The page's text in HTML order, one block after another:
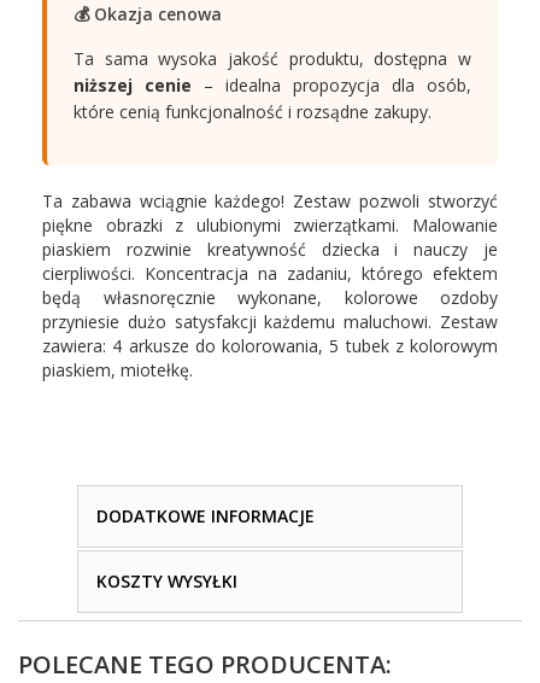
💰 Okazja cenowa
Ta sama wysoka jakość produktu, dostępna w
niższej cenie – idealna propozycja dla osób,
które cenią funkcjonalność i rozsądne zakupy.
Ta zabawa wciągnie każdego! Zestaw pozwoli stworzyć
piękne obrazki z ulubionymi zwierzątkami. Malowanie
piaskiem rozwinie kreatywność dziecka i nauczy je
cierpliwości. Koncentracja na zadaniu, którego efektem
będą własnoręcznie wykonane, kolorowe ozdoby
przyniesie dużo satysfakcji każdemu maluchowi. Zestaw
zawiera: 4 arkusze do kolorowania, 5 tubek z kolorowym
piaskiem, miotełkę.
DODATKOWE INFORMACJE
KOSZTY WYSYŁKI
POLECANE TEGO PRODUCENTA: